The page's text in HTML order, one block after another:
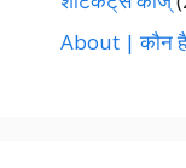
About | कौन है